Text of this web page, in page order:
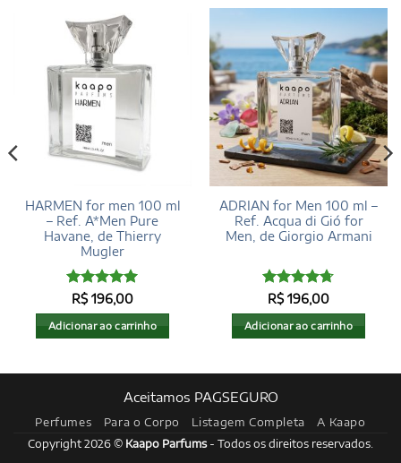
HARMEN for men 100 ml
– Ref. A*Men Pure
Havane, de Thierry
Mugler
Avaliação
4.95de 5
R$196,00
Adicionar ao carrinho
ADRIAN for Men 100 ml –
Ref. Acqua di Gió for
Men, de Giorgio Armani
Avaliação
4.68de 5
R$196,00
Adicionar ao carrinho
Aceitamos PAGSEGURO
Perfumes Para o Corpo Listagem Completa A Kaapo
Copyright 2026 © Kaapo Parfums- Todos os direitos reservados.